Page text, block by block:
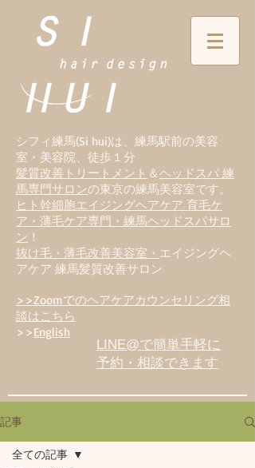
シフィ練馬(Si hui)は、 練馬駅前の美容
室・美容院、徒歩１分
髪質改善トリートメント ＆ヘッドスパ 練
馬専門サロンの東京の練馬美容室です。
ヒト幹細胞エイジングヘアケア 育毛ケ
ア・薄毛ケア専門・練馬ヘッドスパサロ
ン ！
抜け毛・薄毛改善美容室・ エイジングヘ
アケア 練馬髪質改善サロン
>>Zoomでのヘアケアカウンセリング相
談はこちら
>>English
LINE@で簡単手軽に
予約・相談できます
記事
全ての記事